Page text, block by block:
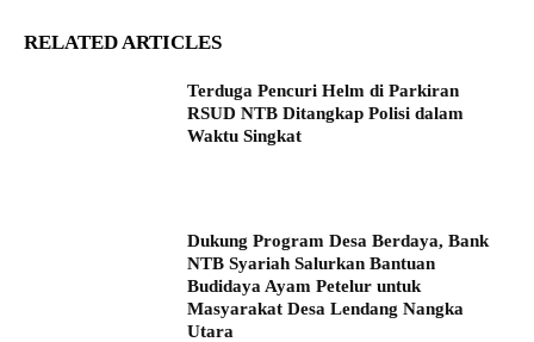
RELATED ARTICLES
Terduga Pencuri Helm di Parkiran
RSUD NTB Ditangkap Polisi dalam
Waktu Singkat
Dukung Program Desa Berdaya, Bank
NTB Syariah Salurkan Bantuan
Budidaya Ayam Petelur untuk
Masyarakat Desa Lendang Nangka
Utara